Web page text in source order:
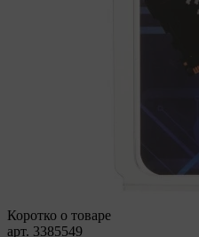
Коротко о товаре
арт. 3385549